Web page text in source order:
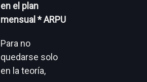
en el plan
mensual * ARPU
Para no
quedarse solo
en la teoría,